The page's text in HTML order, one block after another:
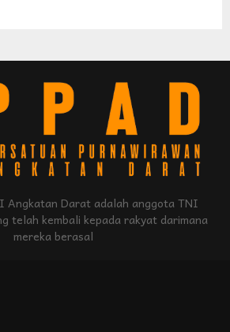
Angkatan Darat adalah anggota TNI
telah kembali kepada rakyat darimana
mereka berasal